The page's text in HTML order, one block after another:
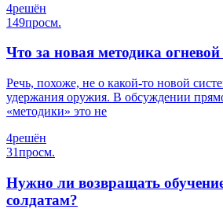
4решён
149просм.
Что за новая методика
Речь, похоже, не о какой-то новой
удержания оружия. В обсуждении
«методики» это не
4решён
31просм.
Нужно ли возвращать
солдатам?